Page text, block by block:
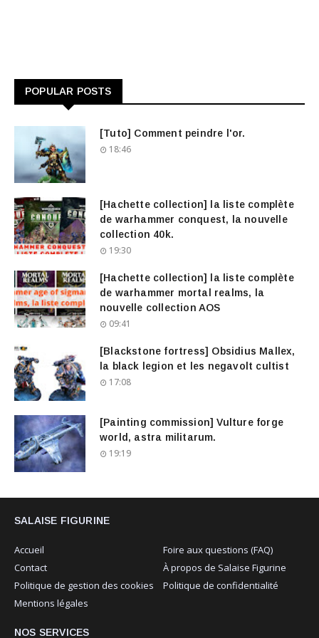
POPULAR POSTS
[Tuto] Comment peindre l'or.
18:46
[Hachette collection] la liste complète
de warhammer conquest, la nouvelle
collection 40k.
19:30
[Hachette collection] la liste complète
de warhammer mortal realms, la
nouvelle collection AOS
09:41
[Blackstone fortress] Obsidius Mallex,
la black legion et les negavolt cultist
17:08
[Painting commission] Vulture forge
world, astra militarum.
19:19
SALAISE FIGURINE
Accueil
Foire aux questions (FAQ)
Contact
À propos de Salaise Figurine
Politique de gestion des cookies
Politique de confidentialité
Mentions légales
NOS SERVICES